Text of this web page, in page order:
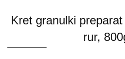
Kret granulki
rur,